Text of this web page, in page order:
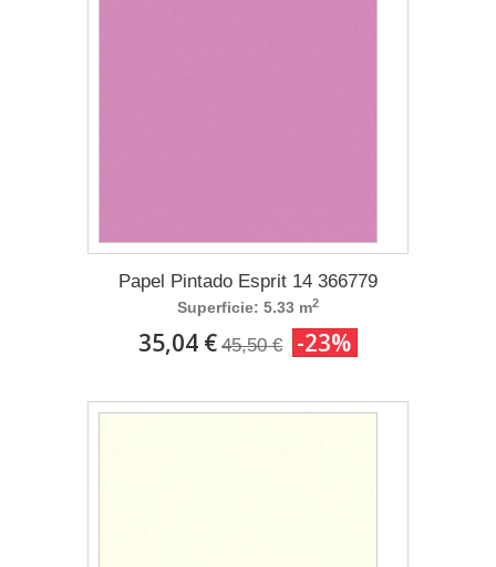
Papel Pintado Esprit 14 366779
Superficie: 5.33 m2
35,04 € 45,50 € -23%